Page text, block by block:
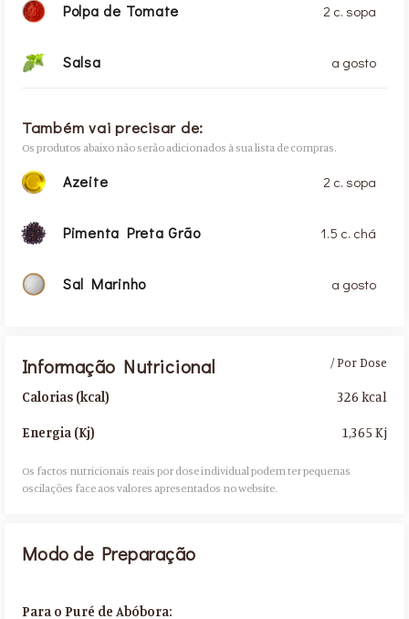
Polpa de Tomate 2 c. sopa
Salsa a gosto
Também vai precisar de:
Os produtos abaixo não serão adicionados à sua lista de compras.
Azeite 2 c. sopa
Pimenta Preta Grão 1.5 c. chá
Sal Marinho a gosto
Informação Nutricional
Calorias (kcal)
Energia (Kj)
/ Por Dose
326 kcal
1,365 Kj
Os factos nutricionais reais por dose individual podem ter pequenas
oscilações face aos valores apresentados no website.​
Modo de Preparação
Para o Puré de Abóbora: